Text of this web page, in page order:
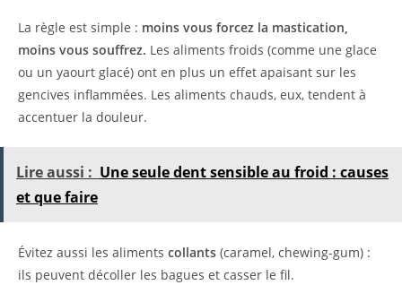
La règle est simple : moins vous forcez la mastication,
moins vous souffrez. Les aliments froids (comme une glace
ou un yaourt glacé) ont en plus un effet apaisant sur les
gencives inflammées. Les aliments chauds, eux, tendent à
accentuer la douleur.
Lire aussi : Une seule dent sensible au froid : causes
et que faire
Évitez aussi les aliments collants (caramel, chewing-gum) :
ils peuvent décoller les bagues et casser le fil.